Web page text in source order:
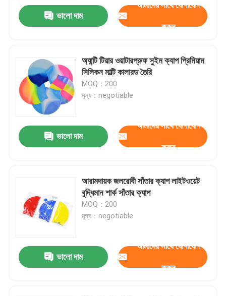
ভালো দাম
আমাদের সাথে যোগাযোগ
করুন
অ্যান্টি টিয়ার ওয়াটারপ্রুফ সুইম ক্যাপ প্রিমিয়াম
সিলিকন মাল্টি কালারড তৈরি
MOQ：200
মূল্য：negotiable
ভালো দাম
আমাদের সাথে যোগাযোগ
করুন
আরামদায়ক জলরোধী সাঁতার ক্যাপ লাইটওয়েট
বুদ্ধিমান শার্ক সাঁতার ক্যাপ
MOQ：200
মূল্য：negotiable
ভালো দাম
আমাদের সাথে যোগাযোগ
করুন